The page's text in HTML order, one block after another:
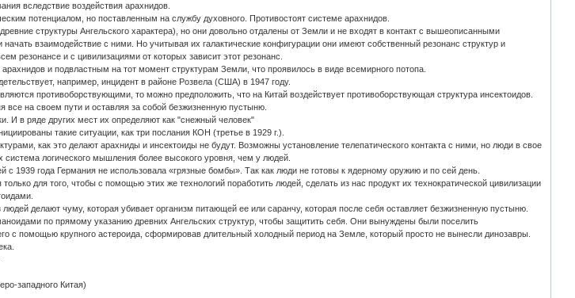
вследствие воздействия арахнидов.
потенциалом, но поставленным на службу духовного. Противостоят системе арахнидов.
структуры Ангельского характера), но они довольно отдалены от Земли и не входят в контакт с вышеописанными
взаимодействие с ними. Но учитывая их галактические конфигурации они имеют собственный резонанс структур и
резонансе и с цивилизациями от которых зависит этот резонанс.
и подвластным на тот момент структурам Земли, что проявилось в виде всемирного потопа.
например, инцидент в районе Розвела (США) в 1947 году.
противоборствующими, то можно предположить, что на Китай воздействует противоборствующая структура инсектоидов.
все на своем пути и оставляя за собой безжизненную пустыню.
И в ряде других мест их определяют как "снежный человек"
такие ситуации, как три послания КОН (третье в 1929 г.).
как это делают арахниды и инсектоиды не будут. Возможны установление телепатического контакта с ними, но люди в свое
логического мышления более высокого уровня, чем у людей.
1939 года Германия не использовала «грязные бомбы». Так как люди не готовы к ядерному оружию и по сей день.
для того, чтобы с помощью этих же технологий поработить людей, сделать из нас продукт их технократической цивилизации
делают чуму, которая убивает организм питающей ее или саранчу, которая после себя оставляет безжизненную пустыню.
по прямому указанию древних Ангельских структур, чтобы защитить себя. Они вынуждены были поселить
с помощью крупного астероида, сформировав длительный холодный период на Земле, который просто не вынесли динозавры.
западного Китая)